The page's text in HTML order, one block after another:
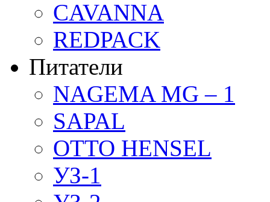
CAVANNA
REDPACK
Питатели
NAGEMA MG – 1
SAPAL
OTTO HENSEL
УЗ-1